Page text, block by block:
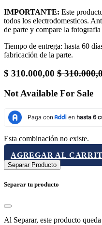
IMPORTANTE: Este
todos los electrodomesticos.
de parte y compare la
Tiempo de entrega: hasta 60
fabricación de la parte.
$ 310.000,00 $
Not Available For Sale
Esta combinación no existe.
AGREGAR AL
Separar Producto
Separar tu producto
Al Separar, este producto